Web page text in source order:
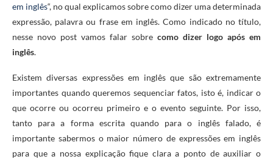
em inglês“, no qual explicamos sobre como dizer uma determinada
expressão, palavra ou frase em inglês. Como indicado no título,
nesse novo post vamos falar sobre como dizer logo após em
inglês.
Existem diversas expressões em inglês que são extremamente
importantes quando queremos sequenciar fatos, isto é, indicar o
que ocorre ou ocorreu primeiro e o evento seguinte. Por isso,
tanto para a forma escrita quando para o inglês falado, é
importante sabermos o maior número de expressões em inglês
para que a nossa explicação fique clara a ponto de auxiliar o